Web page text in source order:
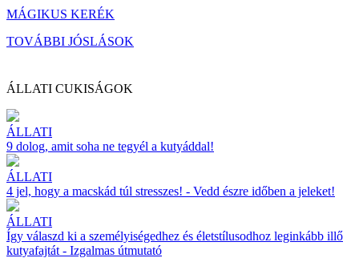
MÁGIKUS KERÉK
TOVÁBBI JÓSLÁSOK
ÁLLATI CUKISÁGOK
ÁLLATI
9 dolog, amit soha ne tegyél a kutyáddal!
ÁLLATI
4 jel, hogy a macskád túl stresszes! - Vedd észre időben a jeleket!
ÁLLATI
Így válaszd ki a személyiségedhez és életstílusodhoz leginkább illő
kutyafajtát - Izgalmas útmutató